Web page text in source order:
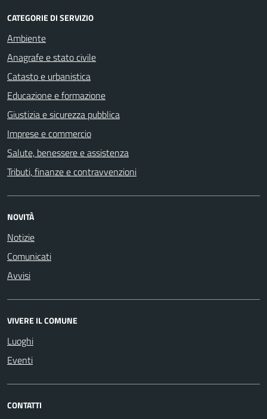
CATEGORIE DI SERVIZIO
Ambiente
Anagrafe e stato civile
Catasto e urbanistica
Educazione e formazione
Giustizia e sicurezza pubblica
Imprese e commercio
Salute, benessere e assistenza
Tributi, finanze e contravvenzioni
NOVITÀ
Notizie
Comunicati
Avvisi
VIVERE IL COMUNE
Luoghi
Eventi
CONTATTI